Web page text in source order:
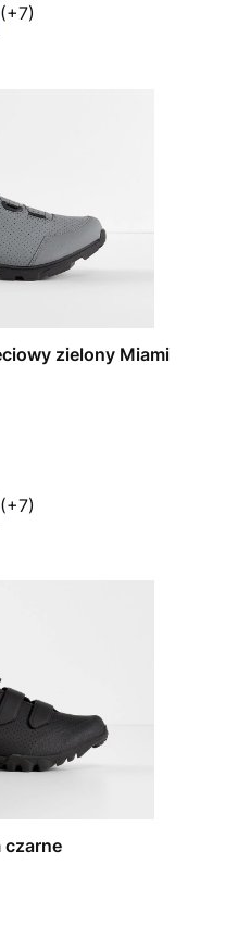
(+7)
zielony Miami
(+7)
czarne